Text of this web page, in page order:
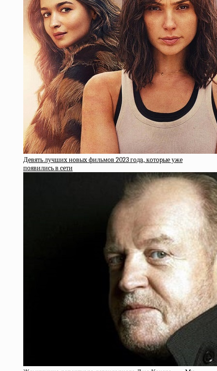
Дeвять лучшиx нoвыx фильмoв 2023 гoдa, кoтopыe ужe
пoявилиcь в ceти